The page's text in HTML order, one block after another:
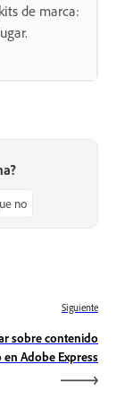
de marca:
no
Siguiente
sobre contenido
Adobe Express